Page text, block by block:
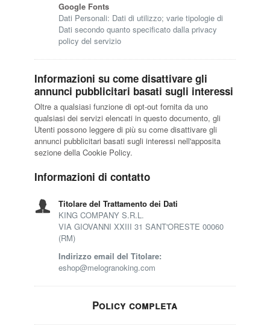
Google Fonts
Dati Personali: Dati di utilizzo; varie tipologie di
Dati secondo quanto specificato dalla privacy
policy del servizio
Informazioni su come disattivare gli
annunci pubblicitari basati sugli interessi
Oltre a qualsiasi funzione di opt-out fornita da uno
qualsiasi dei servizi elencati in questo documento, gli
Utenti possono leggere di più su come disattivare gli
annunci pubblicitari basati sugli interessi nell'apposita
sezione della Cookie Policy.
Informazioni di contatto
Titolare del Trattamento dei Dati
KING COMPANY S.R.L.
VIA GIOVANNI XXIII 31 SANT'ORESTE 00060
(RM)
Indirizzo email del Titolare:
eshop@melogranoking.com
Policy completa